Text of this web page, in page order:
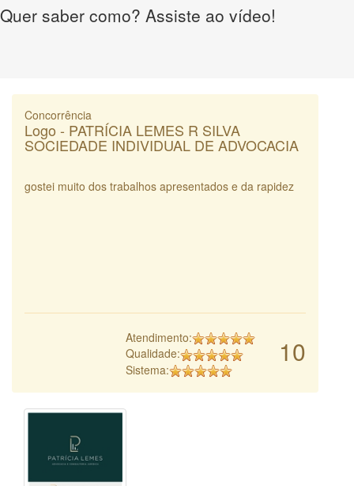
Quer saber como? Assiste ao vídeo!
Concorrência
Logo - PATRÍCIA LEMES R SILVA
SOCIEDADE INDIVIDUAL DE ADVOCACIA
gostei muito dos trabalhos apresentados e da rapidez
10
Atendimento:
Qualidade:
Sistema: